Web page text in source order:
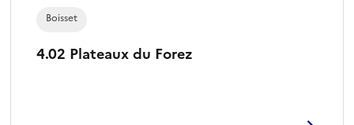
4.02 Plateaux du Forez
Boisset